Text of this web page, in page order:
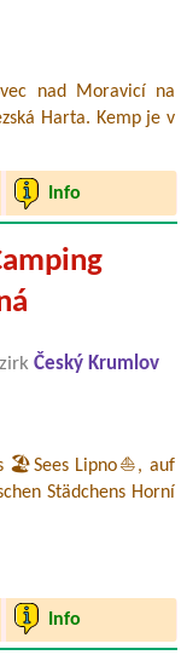
nad Moravicí na
Harta. Kemp je v
Info
Český Krumlov
🏖️Sees Lipno⛵, auf
Städchens Horní
Info